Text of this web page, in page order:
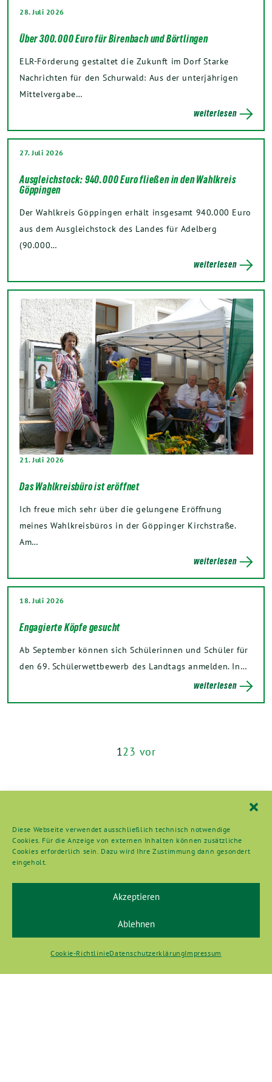
Diese Webseite verwendet ausschließlich technisch notwendige
Cookies. Für die Anzeige von externen Inhalten können zusätzliche
Cookies erforderlich sein. Dazu wird Ihre Zustimmung dann gesondert
eingeholt.
Akzeptieren
Ablehnen
Cookie-RichtlinieDatenschutzerklärungImpressum
28. Juli 2026
Über 300.000 Euro für Birenbach und Börtlingen
ELR-Förderung gestaltet die Zukunft im Dorf Starke
Nachrichten für den Schurwald: Aus der unterjährigen
Mittelvergabe…
weiterlesen
27. Juli 2026
Ausgleichstock: 940.000 Euro fließen in den Wahlkreis
Göppingen
Der Wahlkreis Göppingen erhält insgesamt 940.000 Euro
aus dem Ausgleichstock des Landes für Adelberg
(90.000…
weiterlesen
21. Juli 2026
Das Wahlkreisbüro ist eröffnet
Ich freue mich sehr über die gelungene Eröffnung
meines Wahlkreisbüros in der Göppinger Kirchstraße.
Am…
weiterlesen
18. Juli 2026
Engagierte Köpfe gesucht
Ab September können sich Schülerinnen und Schüler für
den 69. Schülerwettbewerb des Landtags anmelden. In…
weiterlesen
123 vor